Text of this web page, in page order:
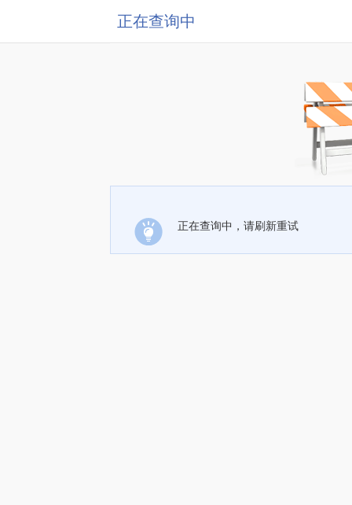
正在查询中
正在查询中，请刷新重试